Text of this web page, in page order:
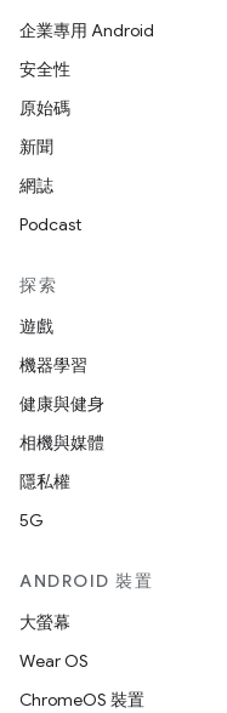
企業專用 Android
安全性
原始碼
新聞
網誌
Podcast
探索
遊戲
機器學習
健康與健身
相機與媒體
隱私權
5G
ANDROID 裝置
大螢幕
Wear OS
ChromeOS 裝置